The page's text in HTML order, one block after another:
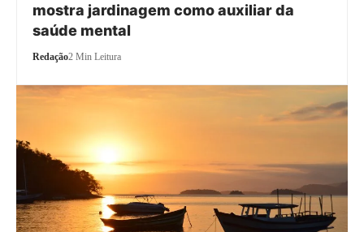
mostra jardinagem como auxiliar da
saúde mental
Redação2 Min Leitura